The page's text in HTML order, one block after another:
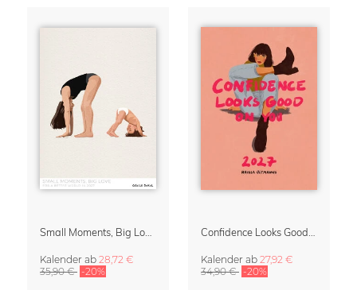
Kalender ab 28,72 €
35,90 € -20%
Kalender ab 27,92 €
34,90 € -20%